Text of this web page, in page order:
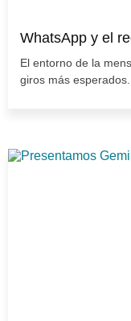
WhatsApp y el
El entorno de la
giros más